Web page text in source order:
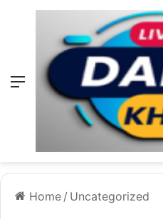
Menu
Home / Uncategorized